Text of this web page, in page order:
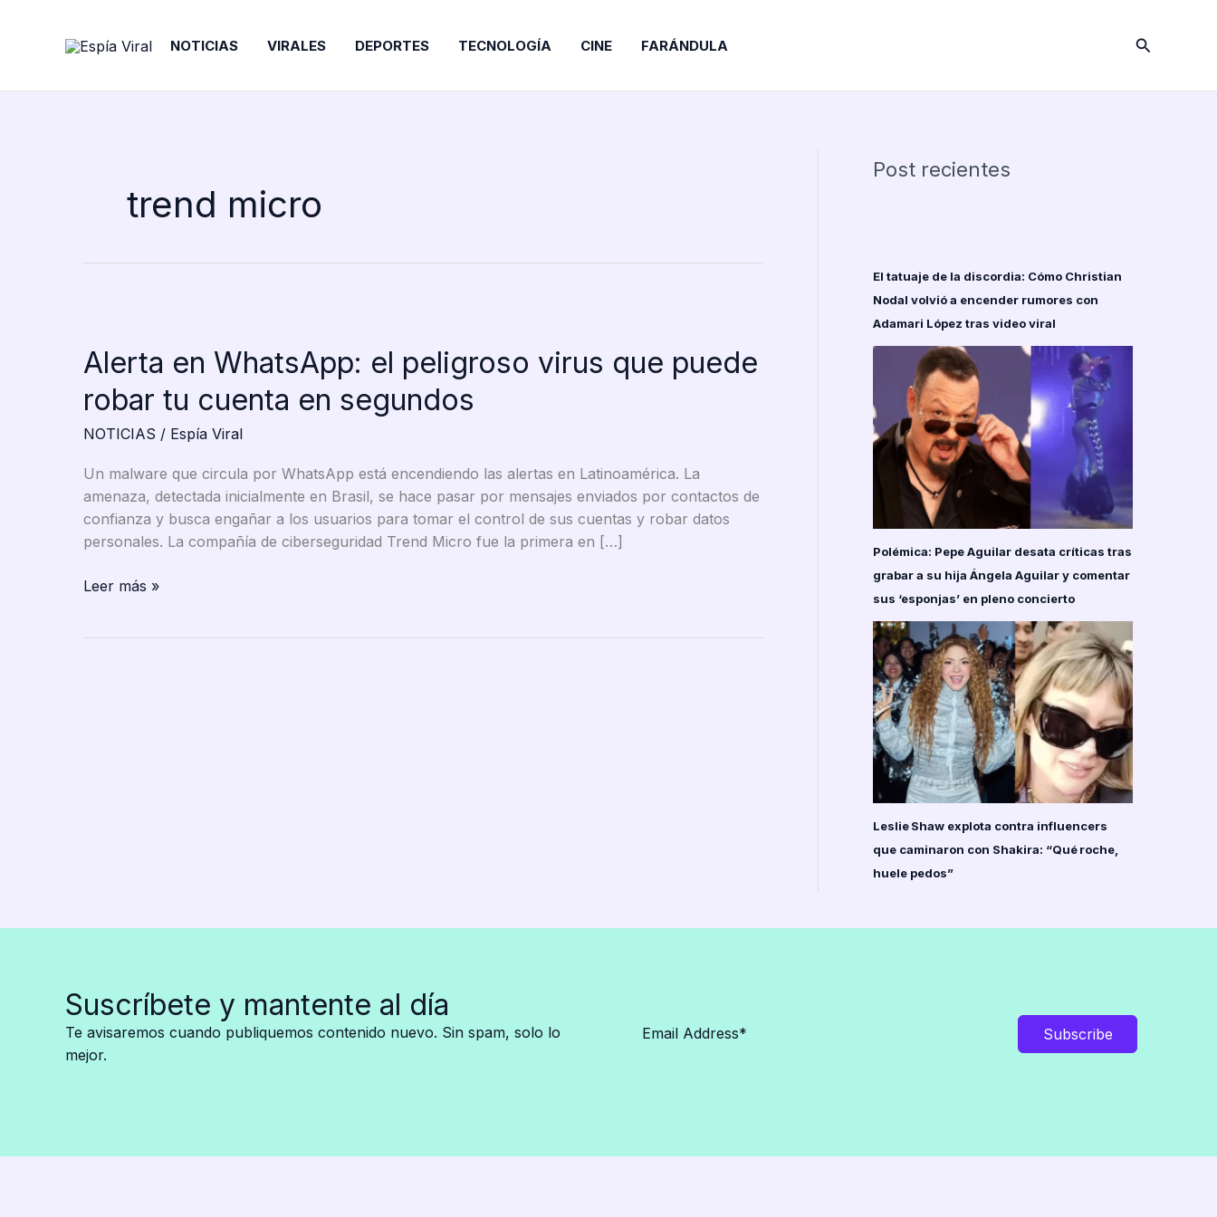
contenido
NOTICIAS VIRALES DEPORTES TECNOLOGÍA CINE FARÁNDULA Buscar
trend micro
Alerta en WhatsApp: el peligroso virus que puede
robar tu cuenta en segundos
NOTICIAS / Espía Viral
Un malware que circula por WhatsApp está encendiendo las alertas en Latinoamérica. La
amenaza, detectada inicialmente en Brasil, se hace pasar por mensajes enviados por contactos de
confianza y busca engañar a los usuarios para tomar el control de sus cuentas y robar datos
personales. La compañía de ciberseguridad Trend Micro fue la primera en […]
Alerta
Leer más »
Post recientes
El tatuaje de la discordia: Cómo Christian
Nodal volvió a encender rumores con
Adamari López tras video viral
Polémica: Pepe Aguilar desata críticas tras
grabar a su hija Ángela Aguilar y comentar
sus ‘esponjas’ en pleno concierto
Leslie Shaw explota contra influencers
que caminaron con Shakira: “Qué roche,
huele pedos”
Suscríbete y mantente al día
Te avisaremos cuando publiquemos contenido nuevo. Sin spam, solo lo
mejor.
Subscribe